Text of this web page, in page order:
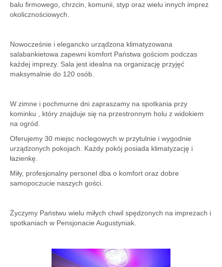
balu firmowego, chrzcin, komunii, styp oraz wielu innych imprez
okolicznościowych.
Nowocześnie i elegancko urządzona klimatyzowana
salabankietowa zapewni komfort Państwa gościom podczas
każdej imprezy. Sala jest idealna na organizację przyjęć
maksymalnie do 120 osób.
W zimne i pochmurne dni zapraszamy na spotkania przy
kominku , który znajduje się na przestronnym holu z widokiem
na ogród.
Oferujemy 30 miejsc noclegowych w przytulnie i wygodnie
urządzonych pokojach. Każdy pokój posiada klimatyzację i
łazienkę.
Miły, profesjonalny personel dba o komfort oraz dobre
samopoczucie naszych gości.
Życzymy Państwu wielu miłych chwil spędzonych na imprezach i
spotkaniach w Pensjonacie Augustyniak.